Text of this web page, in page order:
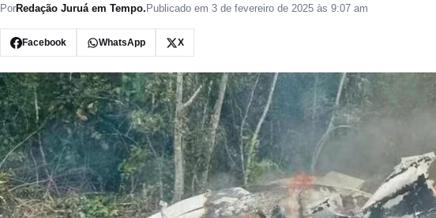
PorRedação Juruá em Tempo. Publicado em 3 de fevereiro de 2025 às 9:07 am
Facebook WhatsApp X